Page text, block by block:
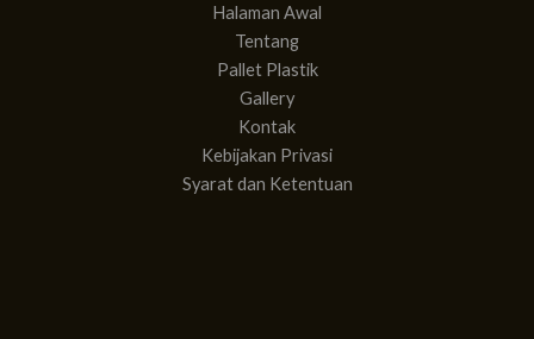
Halaman Awal
Tentang
Pallet Plastik
Gallery
Kontak
Kebijakan Privasi
Syarat dan Ketentuan